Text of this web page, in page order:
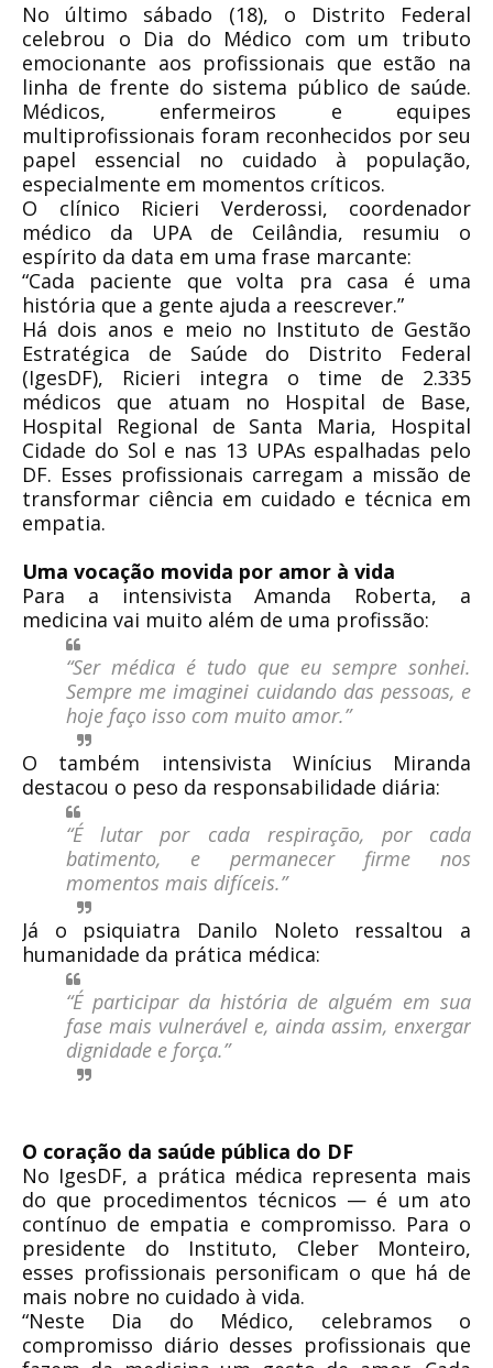
No último sábado (18), o Distrito Federal
celebrou o Dia do Médico com um tributo
emocionante aos profissionais que estão na
linha de frente do sistema público de saúde.
Médicos, enfermeiros e equipes
multiprofissionais foram reconhecidos por seu
papel essencial no cuidado à população,
especialmente em momentos críticos.
O clínico Ricieri Verderossi, coordenador
médico da UPA de Ceilândia, resumiu o
espírito da data em uma frase marcante:
“Cada paciente que volta pra casa é uma
história que a gente ajuda a reescrever.”
Há dois anos e meio no Instituto de Gestão
Estratégica de Saúde do Distrito Federal
(IgesDF), Ricieri integra o time de 2.335
médicos que atuam no Hospital de Base,
Hospital Regional de Santa Maria, Hospital
Cidade do Sol e nas 13 UPAs espalhadas pelo
DF. Esses profissionais carregam a missão de
transformar ciência em cuidado e técnica em
empatia.
Uma vocação movida por amor à vida
Para a intensivista Amanda Roberta, a
medicina vai muito além de uma profissão:
“Ser médica é tudo que eu sempre sonhei.
Sempre me imaginei cuidando das pessoas, e
hoje faço isso com muito amor.”
O também intensivista Winícius Miranda
destacou o peso da responsabilidade diária:
“É lutar por cada respiração, por cada
batimento, e permanecer firme nos
momentos mais difíceis.”
Já o psiquiatra Danilo Noleto ressaltou a
humanidade da prática médica:
“É participar da história de alguém em sua
fase mais vulnerável e, ainda assim, enxergar
dignidade e força.”
O coração da saúde pública do DF
No IgesDF, a prática médica representa mais
do que procedimentos técnicos — é um ato
contínuo de empatia e compromisso. Para o
presidente do Instituto, Cleber Monteiro,
esses profissionais personificam o que há de
mais nobre no cuidado à vida.
“Neste Dia do Médico, celebramos o
compromisso diário desses profissionais que